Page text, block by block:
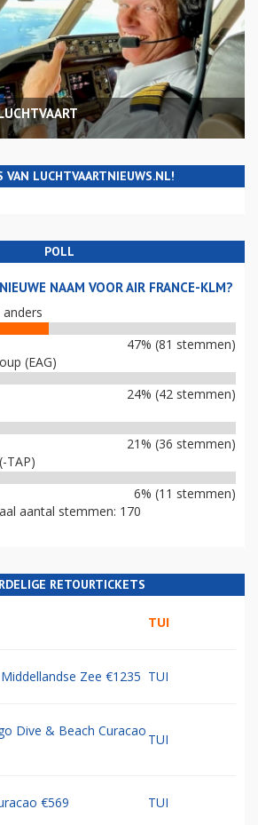
VAN LUCHTVAARTNIEUWS.NL!
POLL
NAAM VOOR AIR FRANCE-KLM?
47% (81 stemmen)
(EAG)
24% (42 stemmen)
21% (36 stemmen)
TAP)
6% (11 stemmen)
aantal stemmen: 170
RETOURTICKETS
TUI
Zee €1235 TUI
Dive & Beach Curacao
TUI
€569 TUI